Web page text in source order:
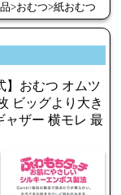
>おむつ>紙おむつ
おむつ オムツ
ビッグより大き
ャザー 横モレ 最